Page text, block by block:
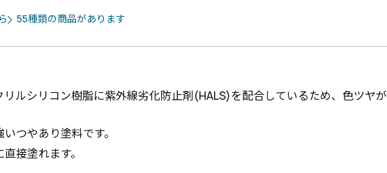
55種類の商品があります
ルシリコン樹脂に紫外線劣化防止剤(HALS)を配合しているため、色ツヤが
つやあり塗料です。
接塗れます。